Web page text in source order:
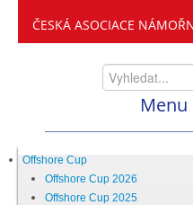
ČESKÁ ASOCIACE
Menu
Home
Offshore Cup
Offshore Cup 2026
Offshore Cup 2025